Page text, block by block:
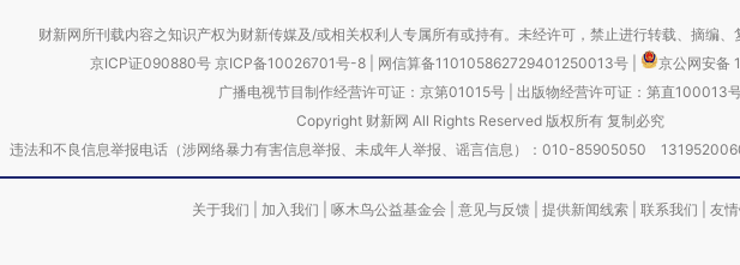
财新网所刊载内容之知识产权为财新传媒及/或相关权利人专属所有或持有。未经许可，禁止进行转载、摘编、
京ICP证090880号 京ICP备10026701号-8 网信算备110105862729401250013号
京公网安备
广播电视节目制作经营许可证：京第01015号| 出版物经营许可证：第直100013
Copyright 财新网 All Rights Reserved 版权所有 复制必究
违法和不良信息举报电话（涉网络暴力有害信息举报、未成年人举报、谣言信息）：010-85905050
关于我们 加入我们 啄木鸟公益基金会 意见与反馈 提供新闻线索 联系我们 友